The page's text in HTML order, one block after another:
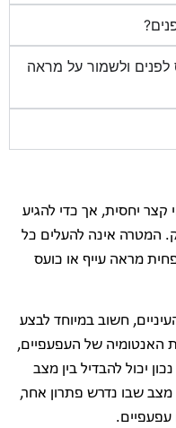
ולשמור על מראה
קצר יחסית, אך כדי להגיע
המטרה אינה להעלים כל
מראה עייף או כועס
חשוב במיוחד לבצע
האנטומיה של העפעפיים,
יכול להבדיל בין מצב
מצב שבו נדרש פתרון אחר,
עפעפיים.